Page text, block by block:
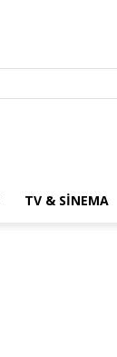
TV & SINEMA